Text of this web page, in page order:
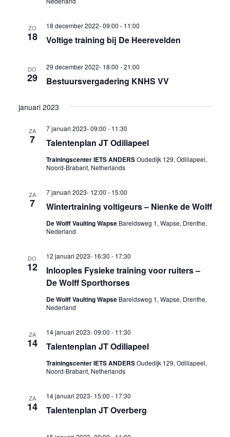
ZO
18 Voltige training bij De Heerevelden
18 december 2022- 09:00 - 11:00
DO
29 Bestuursvergadering KNHS VV
29 december 2022- 18:00 -21:00
januari 2023
ZA
7 Talentenplan JT Odiliapeel
7 januari 2023- 09:00 - 11:30
Trainingscenter IETS ANDERSOudedijk 129, Odiliapeel,
Noord-Brabant, Netherlands
ZA
7 Wintertraining voltigeurs – Nienke de Wolff
7 januari 2023- 12:00 - 15:00
De Wolff Vaulting Wapse Bareldsweg 1, Wapse, Drenthe,
Nederland
DO
12
Inlooples Fysieke training voor ruiters –
De Wolff Sporthorses
12 januari 2023- 16:30 - 17:30
De Wolff Vaulting Wapse Bareldsweg 1, Wapse, Drenthe,
Nederland
ZA
14 Talentenplan JT Odiliapeel
14 januari 2023- 09:00 - 11:30
Trainingscenter IETS ANDERSOudedijk 129, Odiliapeel,
Noord-Brabant, Netherlands
ZA
14 Talentenplan JT Overberg
14 januari 2023- 15:00 - 17:30